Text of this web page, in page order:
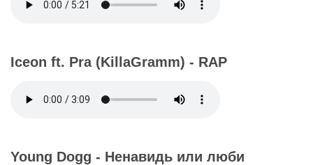
Iceon ft. Pra (KillaGramm) - RAP
Young Dogg - Ненавидь или люби